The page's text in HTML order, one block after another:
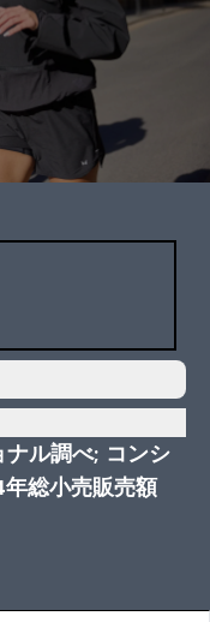
ル調べ; コンシ
総小売販売額